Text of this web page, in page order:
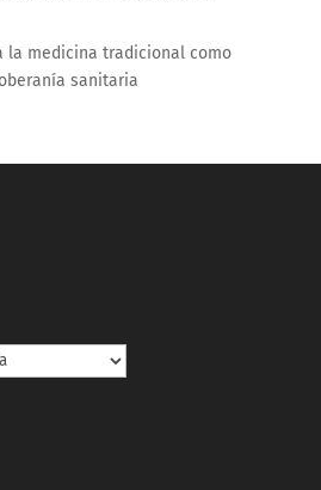
la medicina tradicional como
sanitaria